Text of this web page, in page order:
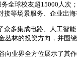
全球校友超15000人
等场景服务、企业出
众多集成电路、人工智
丛林的投资方向，并围
向业界全方位展示了其